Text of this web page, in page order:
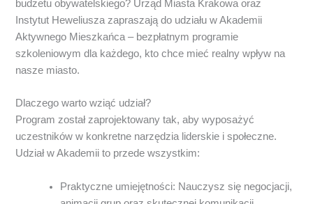
budżetu obywatelskiego? Urząd Miasta Krakowa oraz
Instytut Heweliusza zapraszają do udziału w Akademii
Aktywnego Mieszkańca – bezpłatnym programie
szkoleniowym dla każdego, kto chce mieć realny wpływ na
nasze miasto.
Dlaczego warto wziąć udział?
Program został zaprojektowany tak, aby wyposażyć
uczestników w konkretne narzędzia liderskie i społeczne.
Udział w Akademii to przede wszystkim:
Praktyczne umiejętności: Nauczysz się negocjacji,